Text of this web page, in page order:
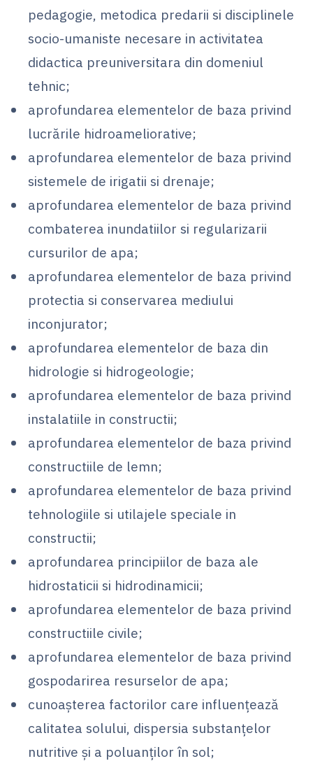
pedagogie, metodica predarii si disciplinele
socio-umaniste necesare in activitatea
didactica preuniversitara din domeniul
tehnic;
aprofundarea elementelor de baza privind
lucrările hidroameliorative;
aprofundarea elementelor de baza privind
sistemele de irigatii si drenaje;
aprofundarea elementelor de baza privind
combaterea inundatiilor si regularizarii
cursurilor de apa;
aprofundarea elementelor de baza privind
protectia si conservarea mediului
inconjurator;
aprofundarea elementelor de baza din
hidrologie si hidrogeologie;
aprofundarea elementelor de baza privind
instalatiile in constructii;
aprofundarea elementelor de baza privind
constructiile de lemn;
aprofundarea elementelor de baza privind
tehnologiile si utilajele speciale in
constructii;
aprofundarea principiilor de baza ale
hidrostaticii si hidrodinamicii;
aprofundarea elementelor de baza privind
constructiile civile;
aprofundarea elementelor de baza privind
gospodarirea resurselor de apa;
cunoaşterea factorilor care influenţează
calitatea solului, dispersia substanţelor
nutritive şi a poluanţilor în sol;